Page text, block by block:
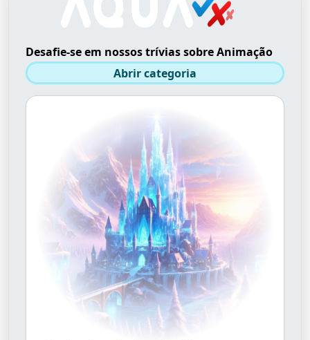
Desafie-se em nossos trívias sobre Animação
Abrir categoria